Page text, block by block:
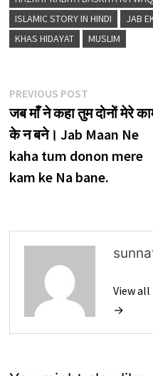
ISLAMIC STORY IN HINDI
JAB
KHAS HIDAYAT
MUSLIM
Post
navigation
PREVIOUS POSTPrevious
post:
जब माँ ने कहा तुम दोनों मेरे
के न बने। Jab Maan Ne
kaha tum donon mere
kam ke Na bane.
View
→